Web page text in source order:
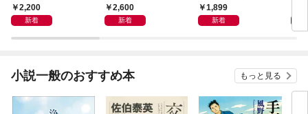
2,200
新着
2,600
新着
1,899
新着
小説一般のおすすめ本 もっと見る